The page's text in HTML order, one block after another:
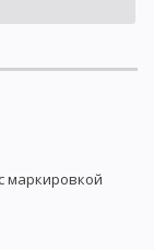
маркировкой